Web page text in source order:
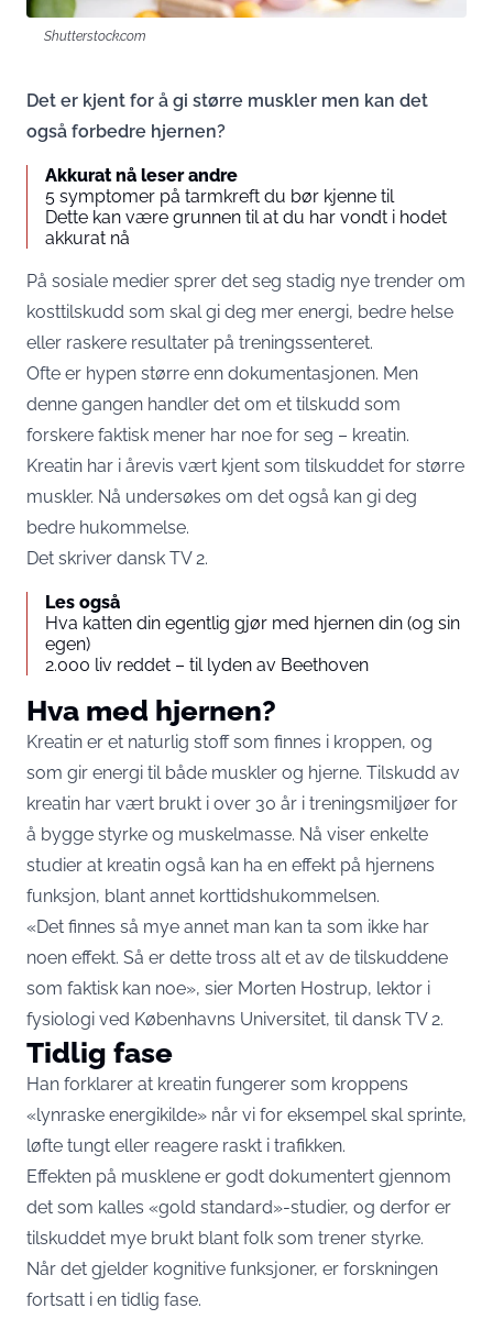
Shutterstock.com
Det er kjent for å gi større muskler men kan det
også forbedre hjernen?
Akkurat nå leser andre
5 symptomer på tarmkreft du bør kjenne til
Dette kan være grunnen til at du har vondt i hodet
akkurat nå
På sosiale medier sprer det seg stadig nye trender om
kosttilskudd som skal gi deg mer energi, bedre helse
eller raskere resultater på treningssenteret.
Ofte er hypen større enn dokumentasjonen. Men
denne gangen handler det om et tilskudd som
forskere faktisk mener har noe for seg – kreatin.
Kreatin har i årevis vært kjent som tilskuddet for større
muskler. Nå undersøkes om det også kan gi deg
bedre hukommelse.
Det skriver dansk TV 2.
Les også
Hva katten din egentlig gjør med hjernen din (og sin
egen)
2.000 liv reddet – til lyden av Beethoven
Hva med hjernen?
Kreatin er et naturlig stoff som finnes i kroppen, og
som gir energi til både muskler og hjerne. Tilskudd av
kreatin har vært brukt i over 30 år i treningsmiljøer for
å bygge styrke og muskelmasse. Nå viser enkelte
studier at kreatin også kan ha en effekt på hjernens
funksjon, blant annet korttidshukommelsen.
«Det finnes så mye annet man kan ta som ikke har
noen effekt. Så er dette tross alt et av de tilskuddene
som faktisk kan noe», sier Morten Hostrup, lektor i
fysiologi ved Københavns Universitet, til dansk TV 2.
Tidlig fase
Han forklarer at kreatin fungerer som kroppens
«lynraske energikilde» når vi for eksempel skal sprinte,
løfte tungt eller reagere raskt i trafikken.
Effekten på musklene er godt dokumentert gjennom
det som kalles «gold standard»-studier, og derfor er
tilskuddet mye brukt blant folk som trener styrke.
Når det gjelder kognitive funksjoner, er forskningen
fortsatt i en tidlig fase.